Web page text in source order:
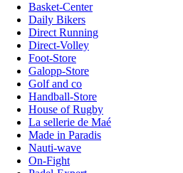
Basket-Center
Daily Bikers
Direct Running
Direct-Volley
Foot-Store
Galopp-Store
Golf and co
Handball-Store
House of Rugby
La sellerie de Maé
Made in Paradis
Nauti-wave
On-Fight